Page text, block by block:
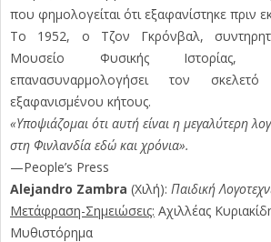
που φημολογείται ότι εξαφανίστηκε πριν
Το 1952, ο Τζον Γκρόνβαλ,
Μουσείο Φυσικής Ιστορίας,
επανασυναρμολογήσει τον
εξαφανισμένου κήτους.
«Υποψιάζομαι ότι αυτή είναι η μεγαλύτερη
στη Φινλανδία εδώ και χρόνια».
—People’s Press
Alejandro Zambra (Χιλή): Παιδική
Μετάφραση-Σημειώσεις: Αχιλλέας
Μυθιστόρημα